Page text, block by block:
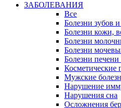
ЗАБОЛЕВАНИЯ
Все
Болезни зубов и
Болезни кожи,
Болезни
Болезни
Болезни
Косметические
Мужские
Нарушение
Нарушения сна
Осложнения